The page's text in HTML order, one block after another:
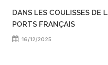
DANS LES COULISSES DE
PORTS FRANÇAIS
16/12/2025